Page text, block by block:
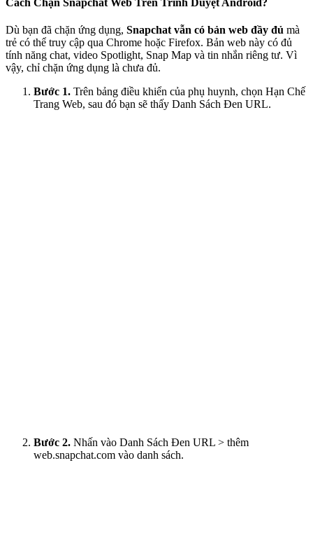
Dù bạn đã chặn ứng dụng, Snapchat vẫn có bản web đầy đủ mà
trẻ có thể truy cập qua Chrome hoặc Firefox. Bản web này có đủ
tính năng chat, video Spotlight, Snap Map và tin nhắn riêng tư. Vì
vậy, chỉ chặn ứng dụng là chưa đủ.
Bước 1. Trên bảng điều khiển của phụ huynh, chọn Hạn Chế
Trang Web, sau đó bạn sẽ thấy Danh Sách Đen URL.
Bước 2. Nhấn vào Danh Sách Đen URL > thêm
web.snapchat.com vào danh sách.